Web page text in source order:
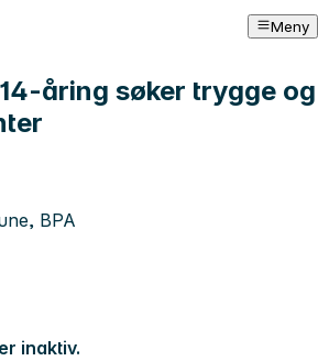
Meny
åring søker trygge og
BPA
inaktiv.